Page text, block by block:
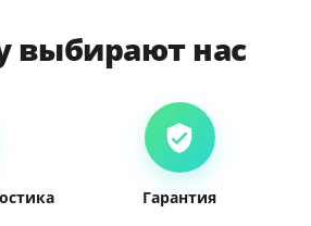
выбирают нас
Гарантия